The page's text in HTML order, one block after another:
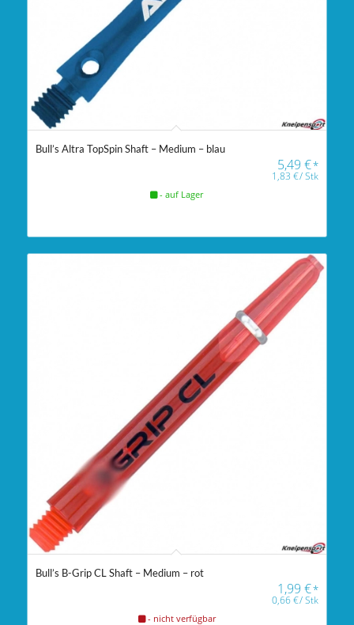
Bull’s Altra TopSpin Shaft – Medium – blau
5,49€*
1,83€/Stk
- auf Lager
Bull’s B-Grip CL Shaft – Medium – rot
1,99€*
0,66€/Stk
- nicht verfügbar